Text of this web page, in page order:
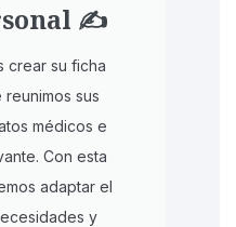
✍️
crear su ficha
sus
médicos e
Con esta
adaptar el
y